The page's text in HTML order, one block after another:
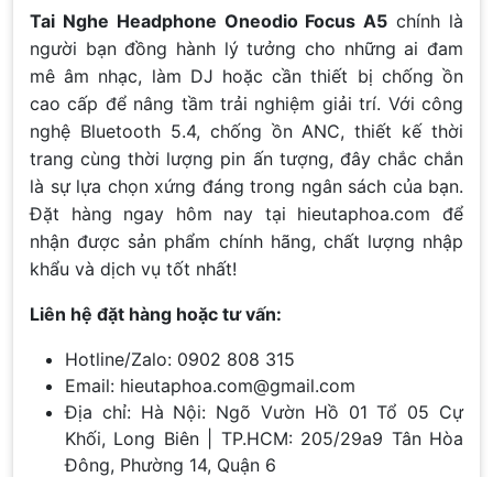
Tai Nghe Headphone Oneodio Focus A5 chính là
người bạn đồng hành lý tưởng cho những ai đam
mê âm nhạc, làm DJ hoặc cần thiết bị chống ồn
cao cấp để nâng tầm trải nghiệm giải trí. Với công
nghệ Bluetooth 5.4, chống ồn ANC, thiết kế thời
trang cùng thời lượng pin ấn tượng, đây chắc chắn
là sự lựa chọn xứng đáng trong ngân sách của bạn.
Đặt hàng ngay hôm nay tại hieutaphoa.com để
nhận được sản phẩm chính hãng, chất lượng nhập
khẩu và dịch vụ tốt nhất!
Liên hệ đặt hàng hoặc tư vấn:
Hotline/Zalo: 0902 808 315
Email: hieutaphoa.com@gmail.com
Địa chỉ: Hà Nội: Ngõ Vườn Hồ 01 Tổ 05 Cự
Khối, Long Biên | TP.HCM: 205/29a9 Tân Hòa
Đông, Phường 14, Quận 6